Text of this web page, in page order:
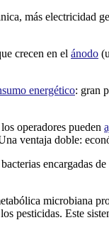
más electricidad
crecen en el ánodo
energético: gran
operadores pueden
ventaja doble:
encargadas
microbiana
pesticidas. Este